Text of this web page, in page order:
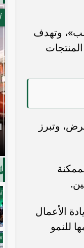
وتهدف
وتبرز
الأعمال
للنمو
استرداد صكوك
مليار...